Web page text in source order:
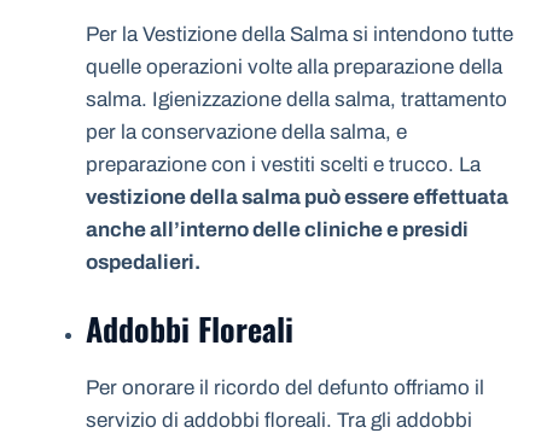
Per la Vestizione della Salma si intendono tutte
quelle operazioni volte alla preparazione della
salma. Igienizzazione della salma, trattamento
per la conservazione della salma, e
preparazione con i vestiti scelti e trucco. La
vestizione della salma può essere effettuata
anche all’interno delle cliniche e presidi
ospedalieri.
Addobbi Floreali
Per onorare il ricordo del defunto offriamo il
servizio di addobbi floreali. Tra gli addobbi